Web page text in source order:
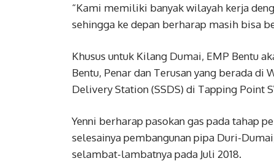
“Kami memiliki banyak wilayah kerja
sehingga ke depan berharap masih bisa
Khusus untuk Kilang Dumai, EMP Bentu
Bentu, Penar dan Terusan yang berada di
Delivery Station (SSDS) di Tapping Point
Yenni berharap pasokan gas pada tahap
selesainya pembangunan pipa Duri-
selambat-lambatnya pada Juli 2018.